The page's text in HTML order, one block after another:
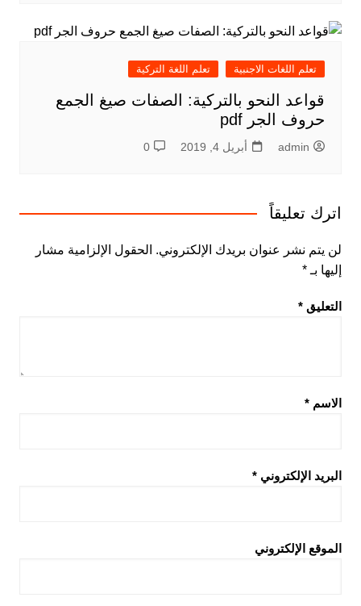
تعلم اللغات الاجنبية تعلم اللغة التركية
قواعد النحو بالتركية: الصفات صيغ الجمع
حروف الجر pdf
admin أبريل 4, 2019 0
اترك تعليقاً
لن يتم نشر عنوان بريدك الإلكتروني. الحقول الإلزامية مشار
إليها بـ *
التعليق *
الاسم *
البريد الإلكتروني *
الموقع الإلكتروني